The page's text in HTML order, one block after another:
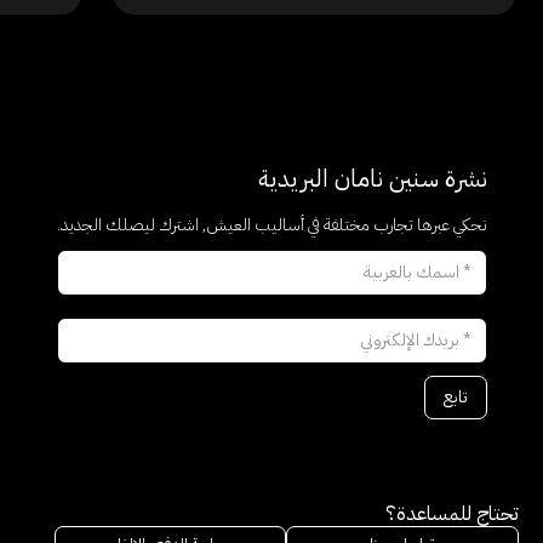
نشرة سنين نامان البريدية
نحكي عبرها تجارب مختلفة في أساليب العيش, اشترك ليصلك الجديد.
تحتاج للمساعدة؟